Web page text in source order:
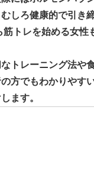
しろ健康的で引き
トレを始める女性
トレーニング法や
方でもわかりやす
ます。